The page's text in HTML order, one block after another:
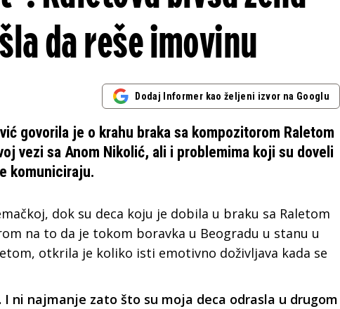
da reše imovinu
Dodaj Informer kao željeni izvor na Googlu
govorila je o krahu braka sa kompozitorom Raletom
vezi sa Anom Nikolić, ali i problemima koji su doveli
komuniciraju.
dok su deca koju je dobila u braku sa Raletom
na to da je tokom boravka u Beogradu u stanu u
otkrila je koliko isti emotivno doživljava kada se
ni najmanje zato što su moja deca odrasla u drugom